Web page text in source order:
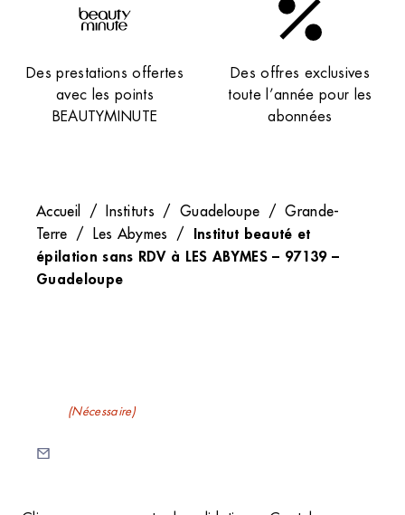
Des prestations offertes
avec les points
BEAUTYMINUTE
Des offres exclusives
toute l’année pour les
abonnées
Accueil / Instituts / Guadeloupe / Grande-
Terre / Les Abymes / Institut beauté et
épilation sans RDV à LES ABYMES – 97139 –
Guadeloupe
(Nécessaire)